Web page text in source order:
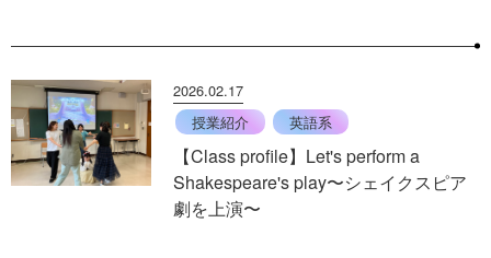
2026.02.17
授業紹介
英語系
【Class profile】Let's perform a
Shakespeare's play〜シェイクスピア
劇を上演〜